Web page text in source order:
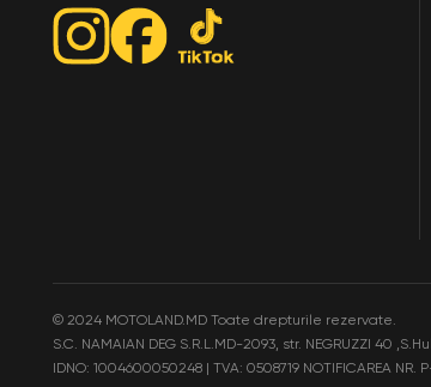
© 2024 MOTOLAND.MD Toate drepturile rezervate.
S.C. NAMAIAN DEG S.R.L.MD-2093, str. NEGRUZZI 40
IDNO: 1004600050248 | TVA: 0508719 NOTIFICAREA